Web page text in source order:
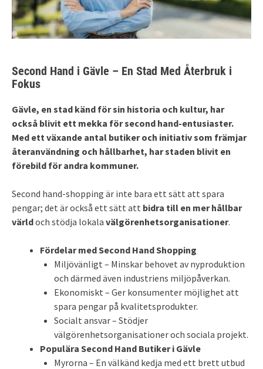
Second Hand i Gävle – En Stad Med Återbruk i
Fokus
Gävle, en stad känd för sin historia och kultur, har
också blivit ett mekka för second hand-entusiaster.
Med ett växande antal butiker och initiativ som främjar
återanvändning och hållbarhet, har staden blivit en
förebild för andra kommuner.
Second hand-shopping är inte bara ett sätt att spara
pengar; det är också ett sätt att bidra till en mer hållbar
världoch stödja lokala välgörenhetsorganisationer.
Fördelar med Second Hand Shopping
Miljövänligt – Minskar behovet av nyproduktion
och därmed även industriens miljöpåverkan.
Ekonomiskt – Ger konsumenter möjlighet att
spara pengar på kvalitetsprodukter.
Socialt ansvar – Stödjer
välgörenhetsorganisationer och sociala projekt.
Populära Second Hand Butiker i Gävle
Myrorna – En välkänd kedja med ett brett utbud